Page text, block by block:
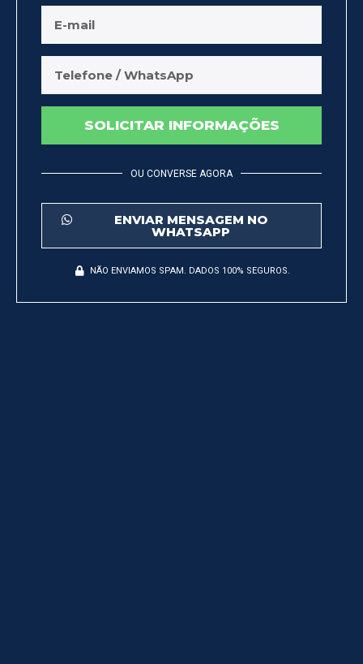
SOLICITAR INFORMAÇÕES
OU CONVERSE AGORA
ENVIAR MENSAGEM NO
WHATSAPP
NÃO ENVIAMOS SPAM. DADOS 100% SEGUROS.